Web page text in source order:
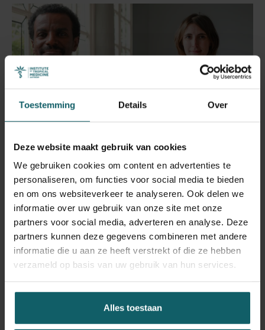
Toestemming Details Over
Deze website maakt gebruik van cookies
We gebruiken cookies om content en advertenties te
personaliseren, om functies voor social media te bieden
en om ons websiteverkeer te analyseren. Ook delen we
informatie over uw gebruik van onze site met onze
partners voor social media, adverteren en analyse. Deze
partners kunnen deze gegevens combineren met andere
informatie die u aan ze heeft verstrekt of die ze hebben
verzameld op basis van uw gebruik van hun services.
Alles toestaan
19 september 2025- Artikels
Vier ITG-onderzoekers ontvangen mandaat
van het Fonds Wetenschappelijk Onderzoek
Vlaanderen